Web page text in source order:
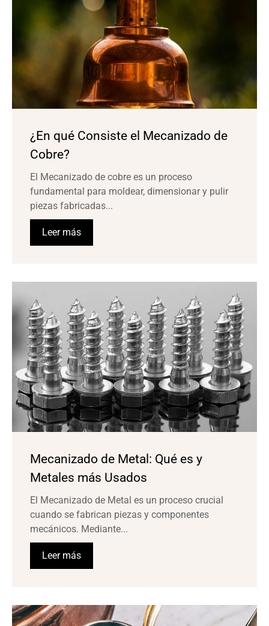
¿En qué Consiste el Mecanizado de
Cobre?
El Mecanizado de cobre es un proceso
fundamental para moldear, dimensionar y pulir
piezas fabricadas...
Leer más
Mecanizado de Metal: Qué es y
Metales más Usados
El Mecanizado de Metal es un proceso crucial
cuando se fabrican piezas y componentes
mecánicos. Mediante...
Leer más